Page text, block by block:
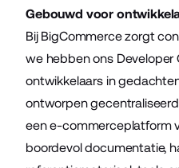
Gebouwd voor
Bij BigCommerce zorgt
we hebben ons
ontwikkelaars in
ontworpen
een e-commerceplatform
boordevol documentatie,